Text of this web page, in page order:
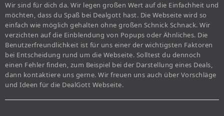
Wir sind für dich da. Wir legen großen Wert auf die Einfachheit und
möchten, dass du Spaß bei Dealgott hast. Die Webseite wird so
einfach wie möglich gehalten ohne großen Schnick Schnack. Wir
verzichten auf die Einblendung von Popups oder Ähnliches. Die
Benutzerfreundlichkeit ist für uns einer der wichtigsten Faktoren
bei Entscheidung rund um die Webseite. Solltest du dennoch
einen Fehler finden, zum Beispiel bei der Darstellung eines Deals,
dann kontaktiere uns gerne. Wir freuen uns auch über Vorschläge
und Ideen für die DealGott Webseite.